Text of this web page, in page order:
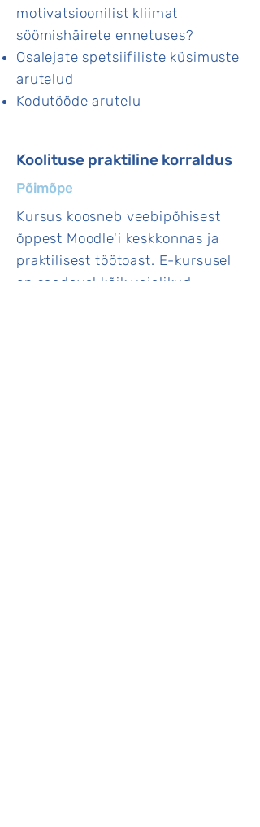
motivatsioonilist kliimat
söömishäirete ennetuses?
Osalejate spetsiifiliste küsimuste
arutelud
Kodutööde arutelu
Koolituse praktiline korraldus
Põimõpe
Kursus koosneb veebipõhisest
õppest Moodle'i keskkonnas ja
praktilisest töötoast. E-kursusel
on saadaval kõik vajalikud